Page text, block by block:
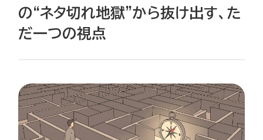
の“ネタ切れ地獄”から抜け出す、た
だ一つの視点